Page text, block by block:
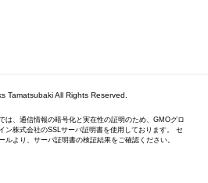
Tamatsubaki All Rights Reserved.
は、通信情報の暗号化と実在性の証明のため、GMOグロ
ン株式会社のSSLサーバ証明書を使用しております。 セ
ルより、サーバ証明書の検証結果をご確認ください。